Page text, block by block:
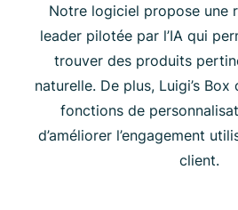
Notre logiciel propose une
leader pilotée par l’IA qui
trouver des produits
naturelle. De plus, Luigi’s
fonctions de
d’améliorer l’engagement
client.